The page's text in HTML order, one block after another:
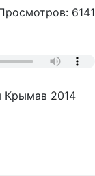
6141
Крымав 2014